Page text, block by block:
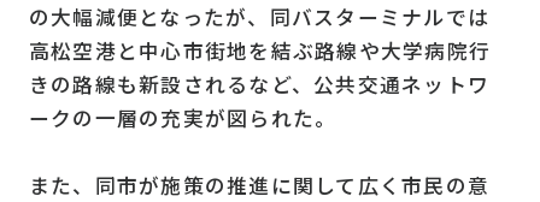
の大幅減便となったが、同バスターミナルでは
高松空港と中心市街地を結ぶ路線や大学病院行
きの路線も新設されるなど、公共交通ネットワ
ークの一層の充実が図られた。
また、同市が施策の推進に関して広く市民の意